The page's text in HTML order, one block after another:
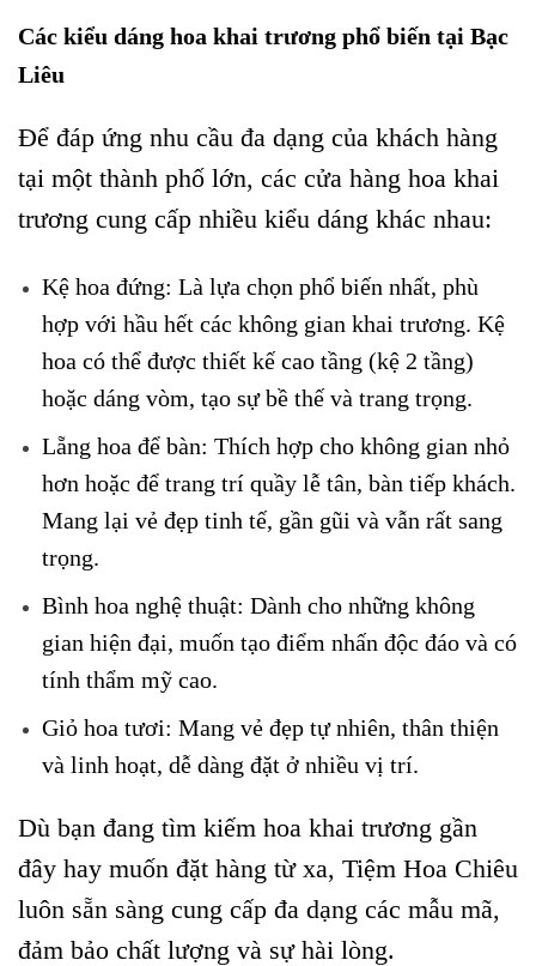
Các kiểu dáng hoa khai trương phổ biến tại Bạc
Liêu
Để đáp ứng nhu cầu đa dạng của khách hàng
tại một thành phố lớn, các cửa hàng hoa khai
trương cung cấp nhiều kiểu dáng khác nhau:
Kệ hoa đứng: Là lựa chọn phổ biến nhất, phù
hợp với hầu hết các không gian khai trương. Kệ
hoa có thể được thiết kế cao tầng (kệ 2 tầng)
hoặc dáng vòm, tạo sự bề thế và trang trọng.
Lẵng hoa để bàn: Thích hợp cho không gian nhỏ
hơn hoặc để trang trí quầy lễ tân, bàn tiếp khách.
Mang lại vẻ đẹp tinh tế, gần gũi và vẫn rất sang
trọng.
Bình hoa nghệ thuật: Dành cho những không
gian hiện đại, muốn tạo điểm nhấn độc đáo và có
tính thẩm mỹ cao.
Giỏ hoa tươi: Mang vẻ đẹp tự nhiên, thân thiện
và linh hoạt, dễ dàng đặt ở nhiều vị trí.
Dù bạn đang tìm kiếm hoa khai trương gần
đây hay muốn đặt hàng từ xa, Tiệm Hoa Chiêu
luôn sẵn sàng cung cấp đa dạng các mẫu mã,
đảm bảo chất lượng và sự hài lòng.